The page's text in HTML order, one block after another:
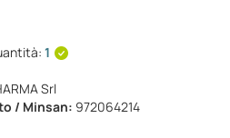
1
Srl
/ Minsan: 972064214